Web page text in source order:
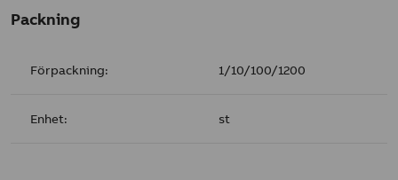
Packning
Förpackning: 1/10/100/1200
Enhet: st